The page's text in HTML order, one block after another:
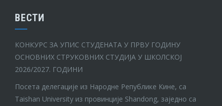
ВЕСТИ
КОНКУРС ЗА УПИС СТУДЕНАТА У ПРВУ ГОДИНУ
ОСНОВНИХ СТРУКОВНИХ СТУДИЈА У ШКОЛСКОЈ
2026/2027. ГОДИНИ
Посета делегације из Народне Републике Кине, са
Taishan University из провинције Shandong, заједно са